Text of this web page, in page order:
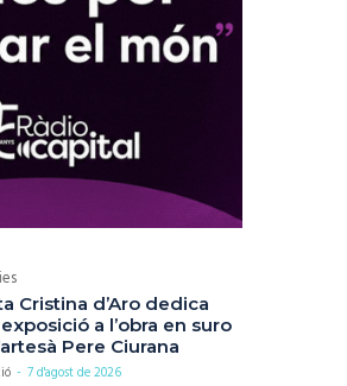
Cristina d’Aro dedica
a l’obra en suro
Pere Ciurana
- 7 d'agost de 2026